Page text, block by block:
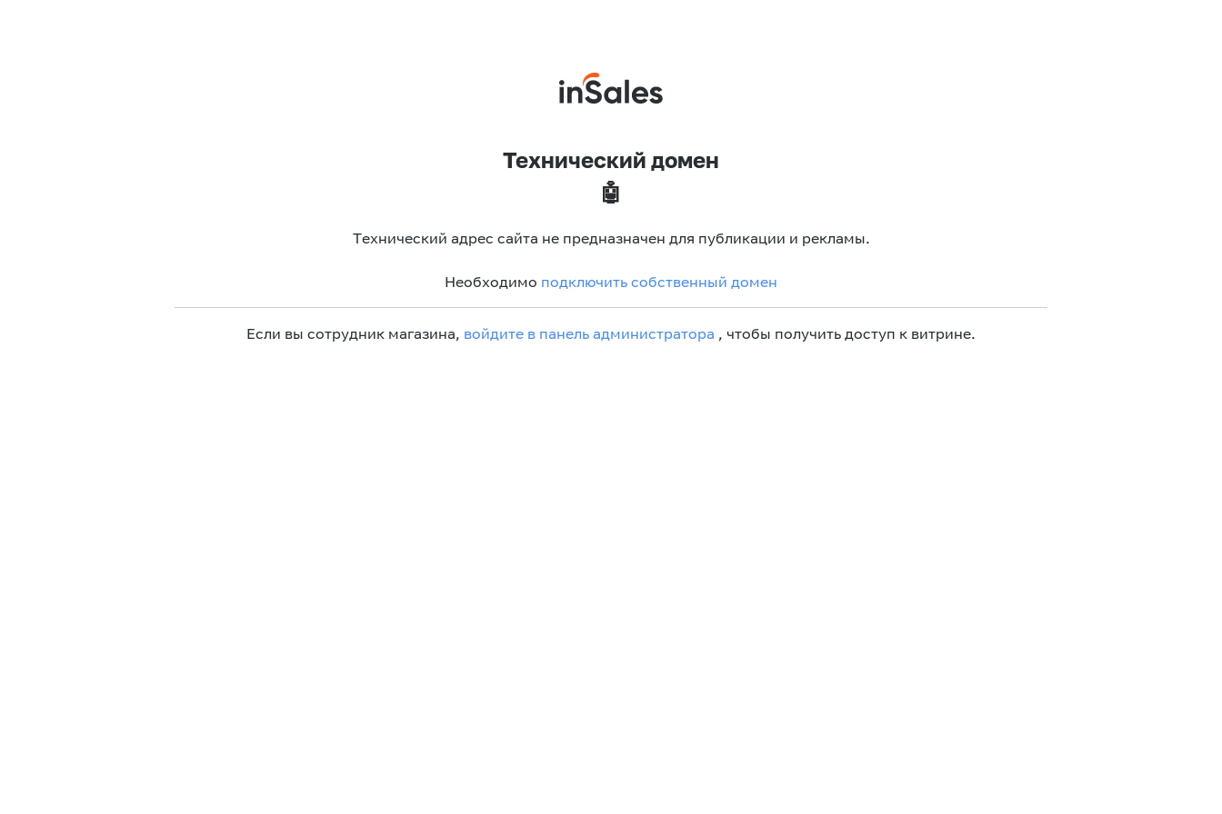
Технический домен
🤖
Технический адрес сайта не предназначен для публикации и рекламы.
Необходимо подключить собственный домен
Если вы сотрудник магазина, войдите в панель администратора , чтобы получить доступ к витрине.